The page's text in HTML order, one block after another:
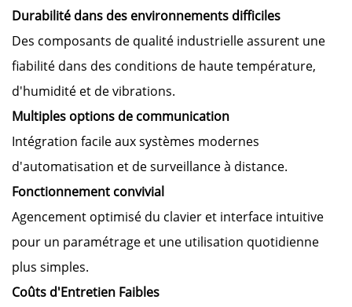
Durabilité dans des environnements difficiles
Des composants de qualité industrielle assurent une
fiabilité dans des conditions de haute température,
d'humidité et de vibrations.
Multiples options de communication
Intégration facile aux systèmes modernes
d'automatisation et de surveillance à distance.
Fonctionnement convivial
Agencement optimisé du clavier et interface intuitive
pour un paramétrage et une utilisation quotidienne
plus simples.
Coûts d'Entretien Faibles